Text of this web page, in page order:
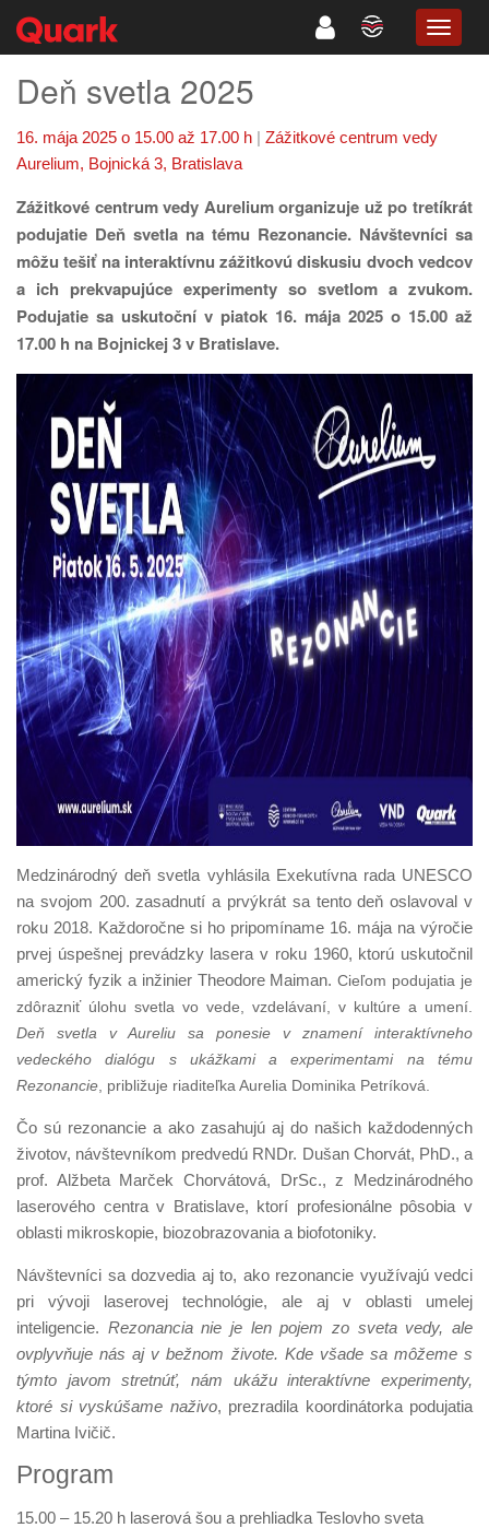
Deň svetla 2025
16. mája 2025 o 15.00 až 17.00 h | Zážitkové centrum vedy
Aurelium, Bojnická 3, Bratislava
Zážitkové centrum vedy Aurelium organizuje už po tretíkrát
podujatie Deň svetla na tému Rezonancie. Návštevníci sa
môžu tešiť na interaktívnu zážitkovú diskusiu dvoch vedcov
a ich prekvapujúce experimenty so svetlom a zvukom.
Podujatie sa uskutoční v piatok 16. mája 2025 o 15.00 až
17.00 h na Bojnickej 3 v Bratislave.
Medzinárodný deň svetla vyhlásila Exekutívna rada UNESCO
na svojom 200. zasadnutí a prvýkrát sa tento deň oslavoval v
roku 2018. Každoročne si ho pripomíname 16. mája na výročie
prvej úspešnej prevádzky lasera v roku 1960, ktorú uskutočnil
americký fyzik a inžinier Theodore Maiman.Cieľom podujatia je
zdôrazniť úlohu svetla vo vede, vzdelávaní, v kultúre a umení.
Deň svetla v Aureliu sa ponesie v znamení interaktívneho
vedeckéhodialógu s ukážkami a experimentami na tému
Rezonancie , približuje riaditeľka Aurelia Dominika Petríková.
Čo sú rezonancie a ako zasahujú aj do našich každodenných
životov, návštevníkom predvedú RNDr. Dušan Chorvát, PhD., a
prof. Alžbeta Marček Chorvátová, DrSc., z Medzinárodného
laserového centra v Bratislave, ktorí profesionálne pôsobia v
oblasti mikroskopie, biozobrazovania a biofotoniky.
Návštevníci sa dozvedia aj to, ako rezonancie využívajú vedci
pri vývoji laserovej technológie, ale aj v oblasti umelej
inteligencie. Rezonancia nie je len pojem zo sveta vedy, ale
ovplyvňuje nás aj v bežnom živote. Kde všade sa môžeme s
týmto javom stretnúť, nám ukážu interaktívne experimenty,
ktoré si vyskúšame naživo, prezradila koordinátorka podujatia
Martina Ivičič.
Program
15.00 – 15.20 h laserová šou a prehliadka Teslovho sveta